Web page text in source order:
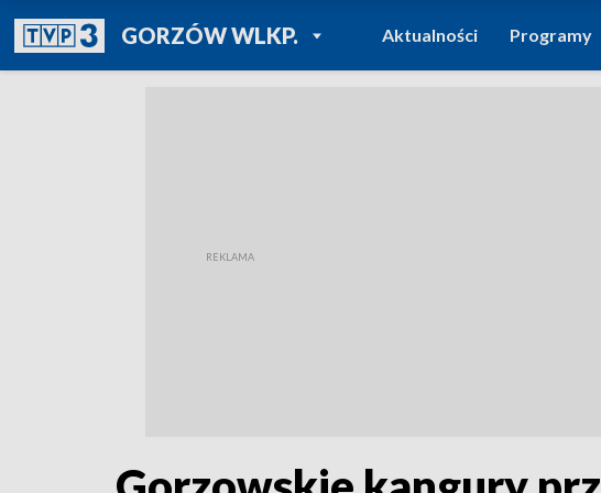
GORZÓW WLKP.POWRÓT DO
TVP REGIONY
Aktualności Programy